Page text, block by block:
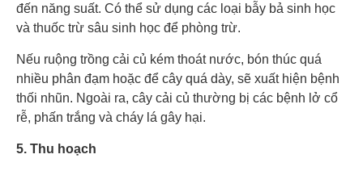
đến năng suất. Có thể sử dụng các loại bẫy bả sinh học
và thuốc trừ sâu sinh học để phòng trừ.
Nếu ruộng trồng cải củ kém thoát nước, bón thúc quá
nhiều phân đạm hoặc để cây quá dày, sẽ xuất hiện bệnh
thối nhũn. Ngoài ra, cây cải củ thường bị các bệnh lở cổ
rễ, phấn trắng và cháy lá gây hại.
5. Thu hoạch